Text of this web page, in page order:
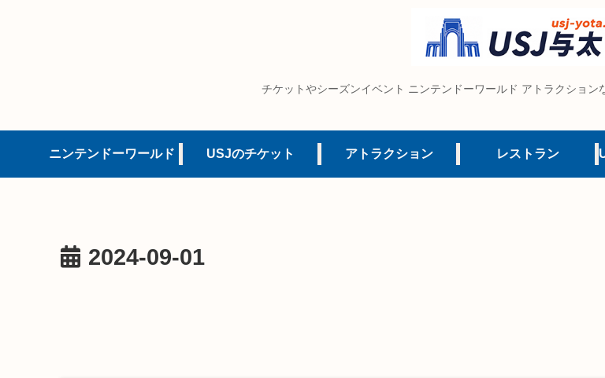
チケットやシーズンイベント ニンテンドーワールド アトラクション
ニンテンドーワールド USJのチケット アトラクション レストラン
2024-09-01